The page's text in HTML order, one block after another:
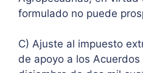
formulado no puede
C) Ajuste al impuesto
de apoyo a los